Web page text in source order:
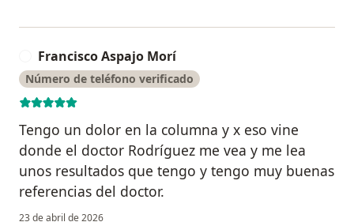
Francisco Aspajo Morí
Número de teléfono verificado
Tengo un dolor en la columna y x eso vine
donde el doctor Rodríguez me vea y me lea
unos resultados que tengo y tengo muy buenas
referencias del doctor.
23 de abril de 2026